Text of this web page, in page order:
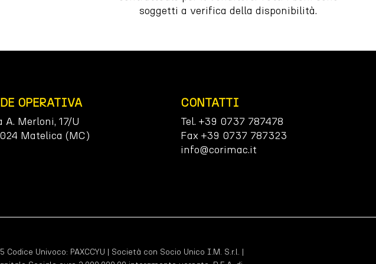
soggetti a verifica della disponibilità.
OPERATIVA
A. Merloni, 17/U
Matelica (MC)
CONTATTI
Tel. +39 0737 787478
Fax +39 0737 787323
info@corimac.it
Codice Univoco: PAXCCYU | Società con Socio Unico I.M. S.r.l. |